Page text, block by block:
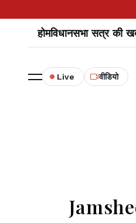
होमविधानसभा सत्र की
Live वीडियो